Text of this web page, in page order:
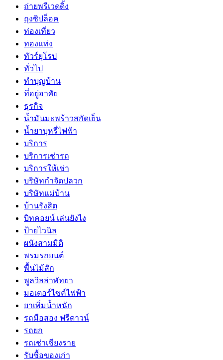
ถ่ายพรีเวดดิ้ง
ถุงซิปล็อค
ท่องเที่ยว
ทองแท่ง
ทัวร์ยุโรป
ทั่วไป
ทำบุญบ้าน
ที่อยู่อาศัย
ธุรกิจ
น้ำมันมะพร้าวสกัดเย็น
น้ำยาบุหรี่ไฟฟ้า
บริการ
บริการเช่ารถ
บริการให้เช่า
บริษัทกำจัดปลวก
บริษัทแม่บ้าน
บ้านรังสิต
บิทคอยน์ เล่นยังไง
ป้ายไวนิล
ผนังสามมิติ
พรมรถยนต์
พื้นไม้สัก
พูลวิลล่าพัทยา
มอเตอร์ไซค์ไฟฟ้า
ยาเพิ่มน้ำหนัก
รถมือสอง ฟรีดาวน์
รถยก
รถเช่าเชียงราย
รับซื้อของเก่า